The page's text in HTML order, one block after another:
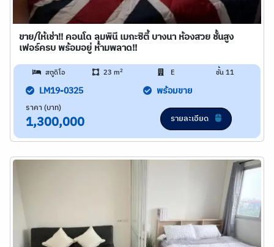
ขาย/ให้เช่า!! คอนโด ลุมพินี เมกะซิตี้ บางนา ห้องสวย ชั้นสูง
เฟอร์ครบ พร้อมอยู่ ห้ามพลาด!!
สตูดิโอ 23 m2 E ชั้น 11
LM19-0325 พร้อมขาย
ราคา (บาท)
1,300,000 รายละเอียด